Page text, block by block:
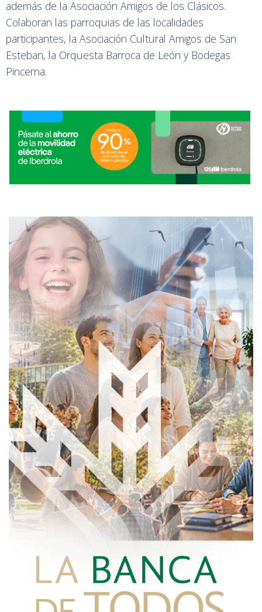
además de la Asociación Amigos de los Clásicos.
Colaboran las parroquias de las localidades
participantes, la Asociación Cultural Amigos de San
Esteban, la Orquesta Barroca de León y Bodegas
Pincerna.